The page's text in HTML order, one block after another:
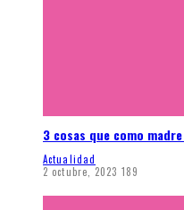
3 cosas que como
Actualidad
2 octubre, 2023 189